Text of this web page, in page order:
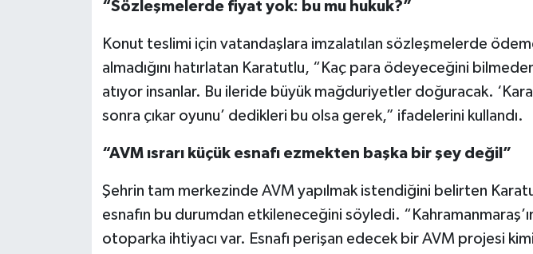
“Sözleşmelerde fiyat yok: bu mu hukuk?”
Konut teslimi için vatandaşlara imzalatılan sözleşmelerde
almadığını hatırlatan Karatutlu, “Kaç para ödeyeceğini
atıyor insanlar. Bu ileride büyük mağduriyetler doğuracak.
sonra çıkar oyunu’ dedikleri bu olsa gerek,” ifadelerini kullandı.
“AVM ısrarı küçük esnafı ezmekten başka bir şey değil”
Şehrin tam merkezinde AVM yapılmak istendiğini belirten
esnafın bu durumdan etkileneceğini söyledi.
otoparka ihtiyacı var. Esnafı perişan edecek bir AVM projesi